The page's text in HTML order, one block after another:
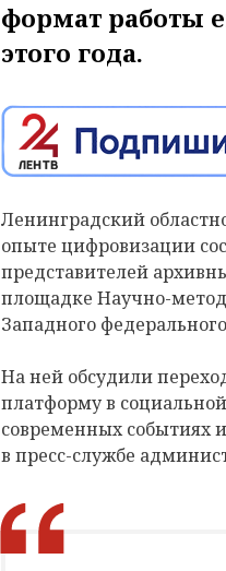
формат работы
этого года.
Ленинградский
опыте цифровизации
представителей
площадке Научно-
Западного
На ней обсудили
платформу в
современных событиях
в пресс-службе